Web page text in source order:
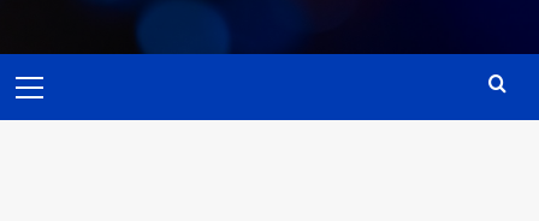
Menu